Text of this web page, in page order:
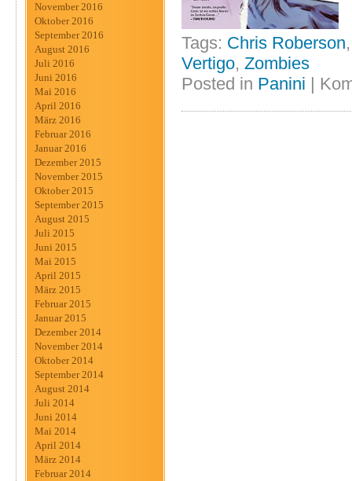
November 2016
Oktober 2016
September 2016
August 2016
Juli 2016
Juni 2016
Mai 2016
April 2016
März 2016
Februar 2016
Januar 2016
Dezember 2015
November 2015
Oktober 2015
September 2015
August 2015
Juli 2015
Juni 2015
Mai 2015
April 2015
März 2015
Februar 2015
Januar 2015
Dezember 2014
November 2014
Oktober 2014
September 2014
August 2014
Juli 2014
Juni 2014
Mai 2014
April 2014
März 2014
Februar 2014
Tags: Chris Roberson
Vertigo, Zombies
Posted in Panini